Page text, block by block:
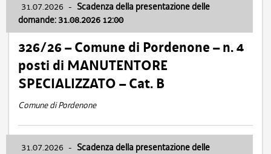
31.07.2026 - Scadenza della presentazione delle
domande: 31.08.2026 12:00
326/26 – Comune di Pordenone – n. 4
posti di MANUTENTORE
SPECIALIZZATO – Cat. B
Comune di Pordenone
31.07.2026 - Scadenza della presentazione delle